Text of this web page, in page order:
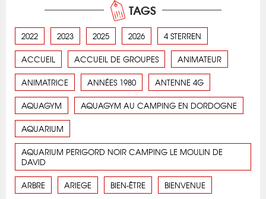
TAGS
2022 2023 2025 2026 4 STERREN
ACCUEIL ACCUEIL DE GROUPES ANIMATEUR
ANIMATRICE ANNÉES 1980 ANTENNE 4G
AQUAGYM AQUAGYM AU CAMPING EN DORDOGNE
AQUARIUM
AQUARIUM PERIGORD NOIR CAMPING LE MOULIN DE
DAVID
ARBRE ARIEGE BIEN-ÊTRE BIENVENUE